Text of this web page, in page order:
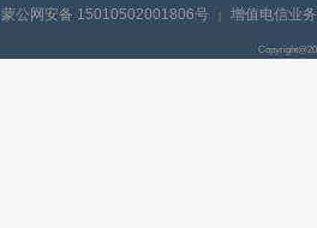
蒙公网安备 15010502001806号 | 增值电信业